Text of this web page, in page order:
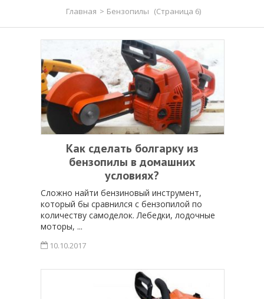
Главная > Бензопилы (Страница 6)
Как сделать болгарку из
бензопилы в домашних
условиях?
Сложно найти бензиновый инструмент,
который бы сравнился с бензопилой по
количеству самоделок. Лебедки, лодочные
моторы, ...
10.10.2017